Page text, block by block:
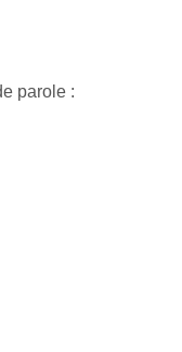
parole :